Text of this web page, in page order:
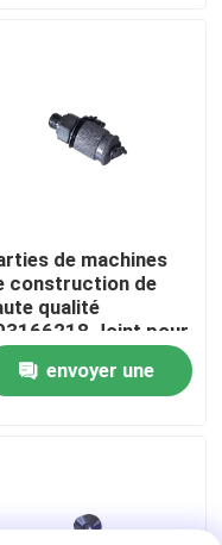
de machines
construction de
qualité
Joint pour
envoyer une